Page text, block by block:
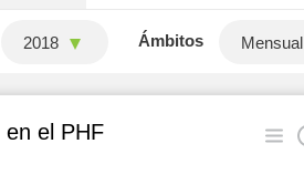
2018 Ámbitos Mensual
el PHF